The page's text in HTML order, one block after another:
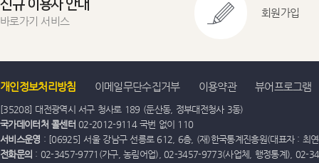
신규 이용자 안내
바로가기 서비스
회원가입
개인정보처리방침 이메일무단수집거부 이용약관 뷰어프로그램
[35208] 대전광역시 서구 청사로 189 (둔산동, 정부대전청사 3동)
국가데이터처 콜센터 02-2012-9114 국번 없이 110
서비스운영 : [06925] 서울 강남구 선릉로 612, 6층, (재)한국통계진흥원(대표자 : 최
전화문의 : 02-3457-9771(가구, 농림어업), 02-3457-9773(사업체, 행정통계), 02-